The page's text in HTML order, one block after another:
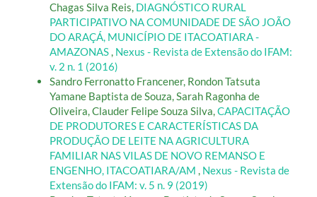
Chagas Silva Reis, DIAGNÓSTICO RURAL
PARTICIPATIVO NA COMUNIDADE DE SÃO JOÃO
DO ARAÇÁ, MUNICÍPIO DE ITACOATIARA -
AMAZONAS, Nexus - Revista de Extensão do IFAM:
v. 2 n. 1 (2016)
Sandro Ferronatto Francener, Rondon Tatsuta
Yamane Baptista de Souza, Sarah Ragonha de
Oliveira, Clauder Felipe Souza Silva,CAPACITAÇÃO
DE PRODUTORES E CARACTERÍSTICAS DA
PRODUÇÃO DE LEITE NA AGRICULTURA
FAMILIAR NAS VILAS DE NOVO REMANSO E
ENGENHO, ITACOATIARA/AM , Nexus - Revista de
Extensão do IFAM: v. 5 n. 9 (2019)